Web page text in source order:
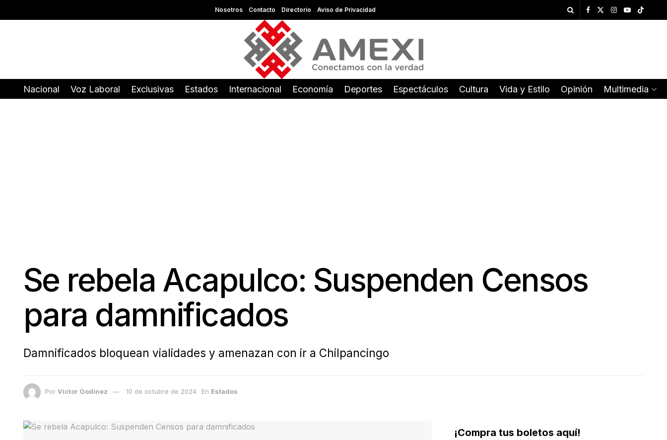
Nosotros Contacto Directorio Aviso de Privacidad
Nacional Voz Laboral Exclusivas Estados Internacional Economía Deportes Espectáculos Cultura Vida y Estilo Opinión Multimedia
Se rebela Acapulco: Suspenden Censos
para damnificados
Damnificados bloquean vialidades y amenazan con ir a Chilpancingo
Por Victor Godinez 10 de octubre de 2024 En Estados
¡Compra tus boletos aquí!